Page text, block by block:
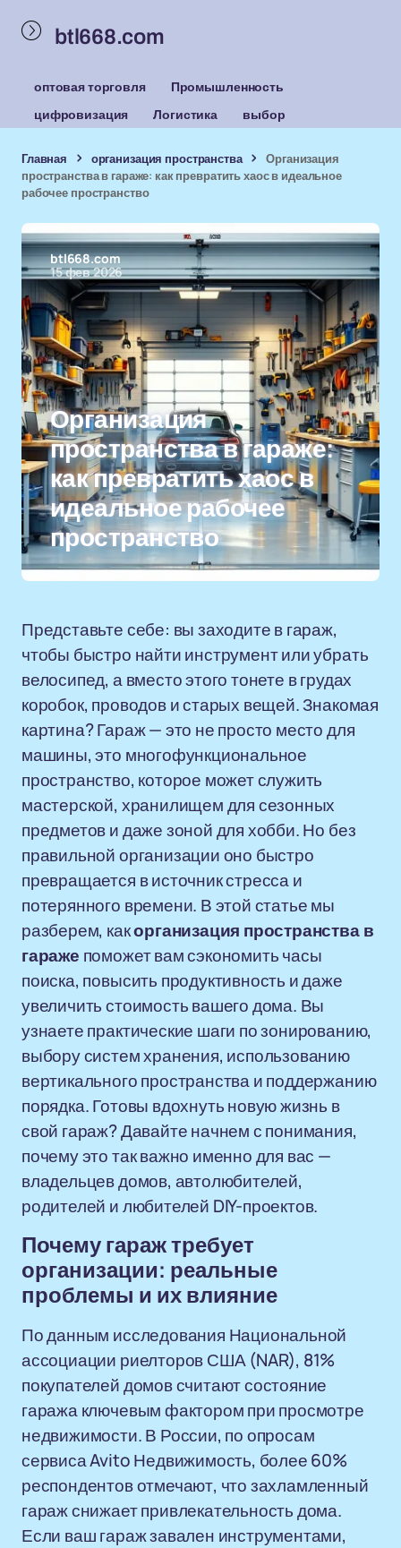
btl668.com
оптовая торговля
Промышленность
цифровизация
Логистика выбор
Главная организация пространства
Организация
пространства в гараже: как превратить хаос в идеальное
рабочее пространство
btl668.com
15 фев 2026
Организация
пространства в гараже:
как превратить хаос в
идеальное рабочее
пространство
Представьте себе: вы заходите в гараж,
чтобы быстро найти инструмент или убрать
велосипед, а вместо этого тонете в грудах
коробок, проводов и старых вещей. Знакомая
картина? Гараж — это не просто место для
машины, это многофункциональное
пространство, которое может служить
мастерской, хранилищем для сезонных
предметов и даже зоной для хобби. Но без
правильной организации оно быстро
превращается в источник стресса и
потерянного времени. В этой статье мы
разберем, какорганизация пространства в
гараже поможет вам сэкономить часы
поиска, повысить продуктивность и даже
увеличить стоимость вашего дома. Вы
узнаете практические шаги по зонированию,
выбору систем хранения, использованию
вертикального пространства и поддержанию
порядка. Готовы вдохнуть новую жизнь в
свой гараж? Давайте начнем с понимания,
почему это так важно именно для вас —
владельцев домов, автолюбителей,
родителей и любителей DIY-проектов.
Почему гараж требует
организации: реальные
проблемы и их влияние
По данным исследования Национальной
ассоциации риелторов США (NAR), 81%
покупателей домов считают состояние
гаража ключевым фактором при просмотре
недвижимости. В России, по опросам
сервиса Avito Недвижимость, более 60%
респондентов отмечают, что захламленный
гараж снижает привлекательность дома.
Если ваш гараж завален инструментами,